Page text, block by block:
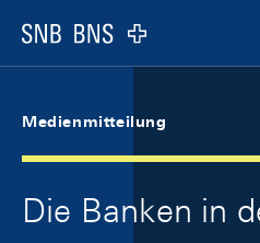
Logo
Medienmitteilung
Die Banken in